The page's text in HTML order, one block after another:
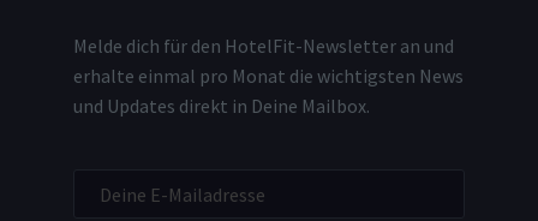
Melde dich für den HotelFit-Newsletter an und
erhalte einmal pro Monat die wichtigsten News
und Updates direkt in Deine Mailbox.